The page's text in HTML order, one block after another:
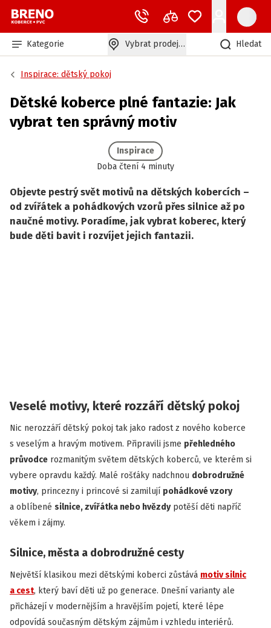
Kategorie Vybrat prodejnu Hledat
Inspirace: dětský pokoj
Dětské koberce plné fantazie: Jak
vybrat ten správný motiv
Doba čtení 4 minuty
Inspirace
Objevte pestrý svět motivů na dětských kobercích –
od zvířátek a pohádkových vzorů přes silnice až po
naučné motivy. Poradíme, jak vybrat koberec, který
bude děti bavit i rozvíjet jejich fantazii.
Veselé motivy, které rozzáří dětský pokoj
Nic nerozzáří dětský pokoj tak jako radost z nového koberce
s veselým a hravým motivem. Připravili jsme přehledného
průvodce rozmanitým světem dětských koberců, ve kterém si
vybere opravdu každý. Malé rošťáky nadchnou dobrodružné
motivy, princezny i princové si zamilují pohádkové vzory
a oblíbené silnice, zvířátka nebo hvězdypotěší děti napříč
věkem i zájmy.
Silnice, města a dobrodružné cesty
Největší klasikou mezi dětskými koberci zůstává motiv silnic
a cest, který baví děti už po generace. Dnešní varianty ale
přicházejí v modernějším a hravějším pojetí, které lépe
odpovídá současným dětským zájmům i vzhledu interiérů.